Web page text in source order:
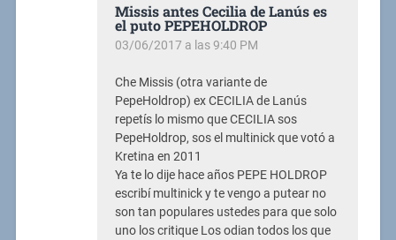
Missis antes Cecilia de Lanús es
el puto PEPEHOLDROP
03/06/2017 a las 9:40 PM
Che Missis (otra variante de
PepeHoldrop) ex CECILIA de Lanús
repetís lo mismo que CECILIA sos
PepeHoldrop, sos el multinick que votó a
Kretina en 2011
Ya te lo dije hace años PEPE HOLDROP
escribí multinick y te vengo a putear no
son tan populares ustedes para que solo
uno los critique Los odian todos los que